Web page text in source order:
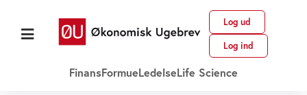
Log ud
Log ind
FinansFormueLedelseLife Science